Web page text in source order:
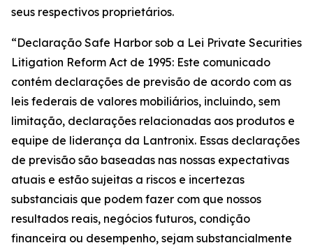
seus respectivos proprietários.
“Declaração Safe Harbor sob a Lei Private Securities
Litigation Reform Act de 1995: Este comunicado
contém declarações de previsão de acordo com as
leis federais de valores mobiliários, incluindo, sem
limitação, declarações relacionadas aos produtos e
equipe de liderança da Lantronix. Essas declarações
de previsão são baseadas nas nossas expectativas
atuais e estão sujeitas a riscos e incertezas
substanciais que podem fazer com que nossos
resultados reais, negócios futuros, condição
financeira ou desempenho, sejam substancialmente